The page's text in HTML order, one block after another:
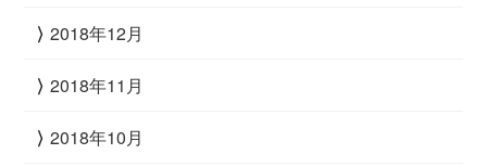
2018年12月
2018年11月
2018年10月